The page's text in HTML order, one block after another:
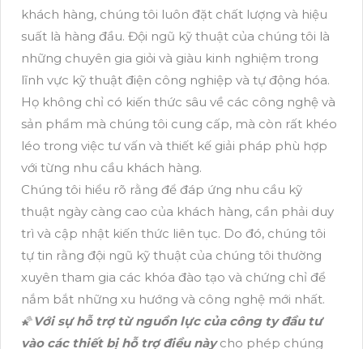
khách hàng, chúng tôi luôn đặt chất lượng và hiệu
suất là hàng đầu. Đội ngũ kỹ thuật của chúng tôi là
những chuyên gia giỏi và giàu kinh nghiệm trong
lĩnh vực kỹ thuật điện công nghiệp và tự động hóa.
Họ không chỉ có kiến thức sâu về các công nghệ và
sản phẩm mà chúng tôi cung cấp, mà còn rất khéo
léo trong việc tư vấn và thiết kế giải pháp phù hợp
với từng nhu cầu khách hàng.
Chúng tôi hiểu rõ rằng để đáp ứng nhu cầu kỹ
thuật ngày càng cao của khách hàng, cần phải duy
trì và cập nhật kiến thức liên tục. Do đó, chúng tôi
tự tin rằng đội ngũ kỹ thuật của chúng tôi thường
xuyên tham gia các khóa đào tạo và chứng chỉ để
nắm bắt những xu hướng và công nghệ mới nhất.
🌠Với sự hỗ trợ từ nguồn lực của công ty đầu tư
vào các thiết bị hỗ trợ điều nàycho phép chúng